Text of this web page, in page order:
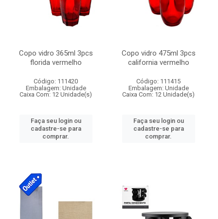
Copo vidro 365ml 3pcs
florida vermelho
Código: 111420
Embalagem: Unidade
Caixa Com: 12 Unidade(s)
Faça seu login ou
cadastre-se para
comprar.
Copo vidro 475ml 3pcs
california vermelho
Código: 111415
Embalagem: Unidade
Caixa Com: 12 Unidade(s)
Faça seu login ou
cadastre-se para
comprar.